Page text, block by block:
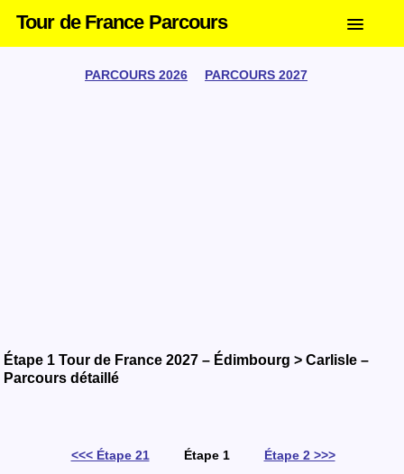
Tour de France Parcours
PARCOURS 2026 PARCOURS 2027
Étape 1 Tour de France 2027 – Édimbourg > Carlisle –
Parcours détaillé
<<< Étape 21 Étape 1 Étape 2 >>>